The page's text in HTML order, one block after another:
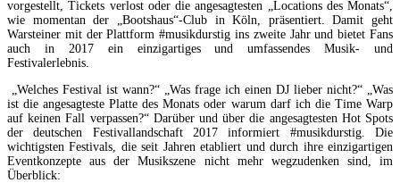
vorgestellt, Tickets verlost oder die angesagtesten „Locations des Monats“,
wie momentan der „Bootshaus“-Club in Köln, präsentiert. Damit geht
Warsteiner mit der Plattform #musikdurstig ins zweite Jahr und bietet Fans
auch in 2017 ein einzigartiges und umfassendes Musik- und
Festivalerlebnis.
„Welches Festival ist wann?“ „Was frage ich einen DJ lieber nicht?“ „Was
ist die angesagteste Platte des Monats oder warum darf ich die Time Warp
auf keinen Fall verpassen?“ Darüber und über die angesagtesten Hot Spots
der deutschen Festivallandschaft 2017 informiert #musikdurstig. Die
wichtigsten Festivals, die seit Jahren etabliert und durch ihre einzigartigen
Eventkonzepte aus der Musikszene nicht mehr wegzudenken sind, im
Überblick: